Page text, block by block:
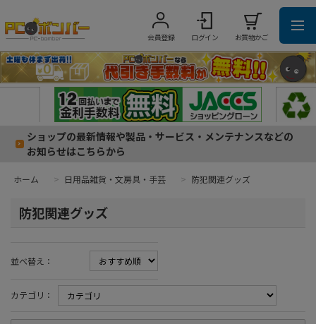
会員登録 ログイン お買物かご
ショップの最新情報や製品・サービス・メンテナンスなどの
お知らせはこちらから
ホーム > 日用品雑貨・文房具・手芸 > 防犯関連グッズ
防犯関連グッズ
並べ替え：
カテゴリ：